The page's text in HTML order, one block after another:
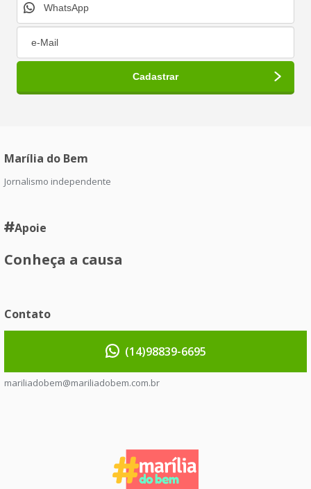
Marília do Bem
Jornalismo independente
Apoie
Conheça a causa
Contato
(14)98839-6695
mariliadobem@mariliadobem.com.br